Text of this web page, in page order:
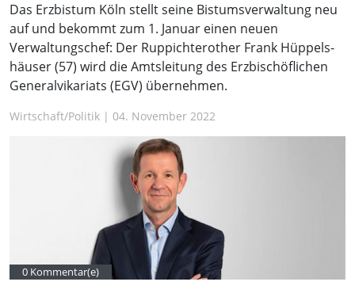
Das Erzbistum Köln stellt seine Bistums­verwal­tung neu
auf und bekommt zum 1. Januar einen neuen
Verwaltungschef: Der Ruppichterother Frank Hüppels­
häuser (57) wird die Amts­leitung des Erz­bischöf­lichen
General­vikariats (EGV) übernehmen.
Wirtschaft/Politik | 04. November 2022
0 Kommentar(e)